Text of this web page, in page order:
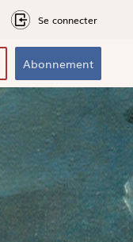
Se connecter
Abonnement